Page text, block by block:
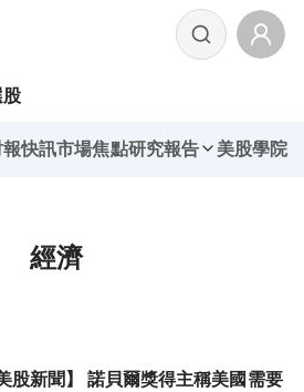
報快訊市場焦點研究報告 美股學院
經濟
獎得主稱美國需要1950年代式的生
美股新聞】 諾貝爾獎得主稱美國需要